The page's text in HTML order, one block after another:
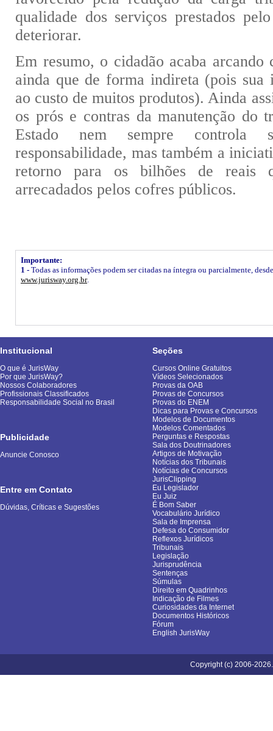
qualidade dos serviços prestados
deteriorar.
Em resumo, o cidadão acaba arcando
ainda que de forma indireta (pois sua
ao custo de muitos produtos). Ainda
os prós e contras da manutenção do
Estado nem sempre controla
responsabilidade, mas também a
retorno para os bilhões de reais
arrecadados pelos cofres públicos.
Importante:
1 - Todas as informações podem ser citadas na íntegra ou parcialmente,
www.jurisway.org.br.
Institucional
O que é JurisWay
Por que JurisWay?
Nossos Colaboradores
Profissionais Classificados
Responsabilidade Social no Brasil
Publicidade
Anuncie Conosco
Entre em Contato
Dúvidas, Críticas e Sugestões
Seções
Cursos Online Gratuitos
Vídeos Selecionados
Provas da OAB
Provas de Concursos
Provas do ENEM
Dicas para Provas e Concursos
Modelos de Documentos
Modelos Comentados
Perguntas e Respostas
Sala dos Doutrinadores
Artigos de Motivação
Notícias dos Tribunais
Notícias de Concursos
JurisClipping
Eu Legislador
Eu Juiz
É Bom Saber
Vocabulário Jurídico
Sala de Imprensa
Defesa do Consumidor
Reflexos Jurídicos
Tribunais
Legislação
Jurisprudência
Sentenças
Súmulas
Direito em Quadrinhos
Indicação de Filmes
Curiosidades da Internet
Documentos Históricos
Fórum
English JurisWay
Copyright (c) 2006-